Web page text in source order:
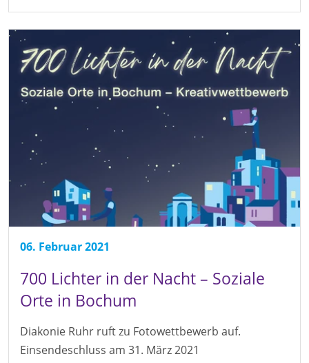
06. Februar 2021
700 Lichter in der Nacht – Soziale
Orte in Bochum
Diakonie Ruhr ruft zu Fotowettbewerb auf.
Einsendeschluss am 31. März 2021